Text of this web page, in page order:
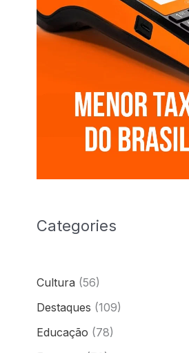
Categories
Cultura (56)
Destaques (109)
Educação (78)